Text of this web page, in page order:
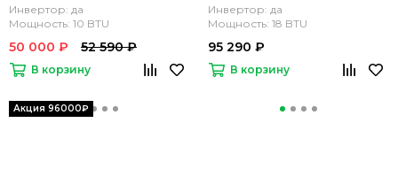
(комплект)
Инвертор: да
Мощность: 10 BTU
50 000 ₽ 52 590 ₽
В корзину
(комплект)
Инвертор: да
Мощность: 18 BTU
95 290 ₽
В корзину